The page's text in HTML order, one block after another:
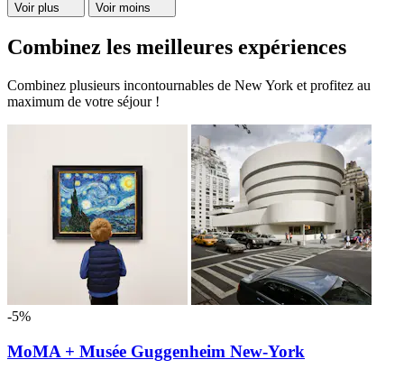
Voir plus Voir moins
Combinez les meilleures expériences
Combinez plusieurs incontournables de New York et profitez au
maximum de votre séjour !
-5%
MoMA + Musée Guggenheim New-York